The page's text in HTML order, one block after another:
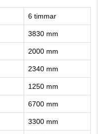
6 timmar
3830 mm
2000 mm
2340 mm
1250 mm
6700 mm
3300 mm